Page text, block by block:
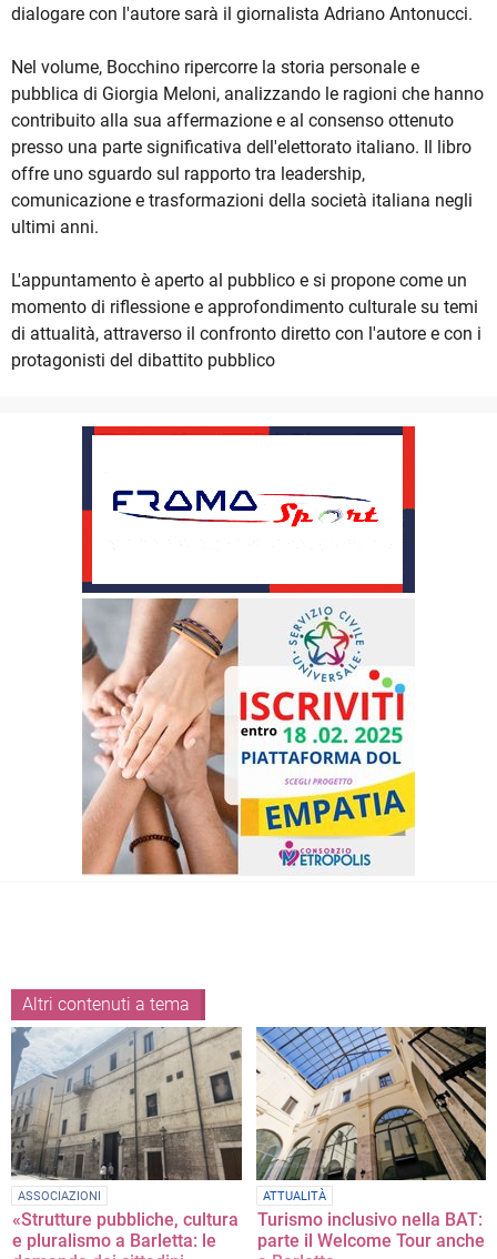
dialogare con l'autore sarà il giornalista Adriano Antonucci.
Nel volume, Bocchino ripercorre la storia personale e
pubblica di Giorgia Meloni, analizzando le ragioni che hanno
contribuito alla sua affermazione e al consenso ottenuto
presso una parte significativa dell'elettorato italiano. Il libro
offre uno sguardo sul rapporto tra leadership,
comunicazione e trasformazioni della società italiana negli
ultimi anni.
L'appuntamento è aperto al pubblico e si propone come un
momento di riflessione e approfondimento culturale su temi
di attualità, attraverso il confronto diretto con l'autore e con i
protagonisti del dibattito pubblico
Altri contenuti a tema
ASSOCIAZIONI
«Strutture pubbliche, cultura
e pluralismo a Barletta: le
ATTUALITÀ
Turismo inclusivo nella BAT:
parte il Welcome Tour anche